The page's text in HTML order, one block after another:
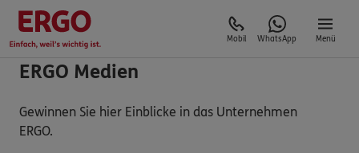
Mobil WhatsApp Menü
ERGO Medien
Gewinnen Sie hier Einblicke in das Unternehmen
ERGO.